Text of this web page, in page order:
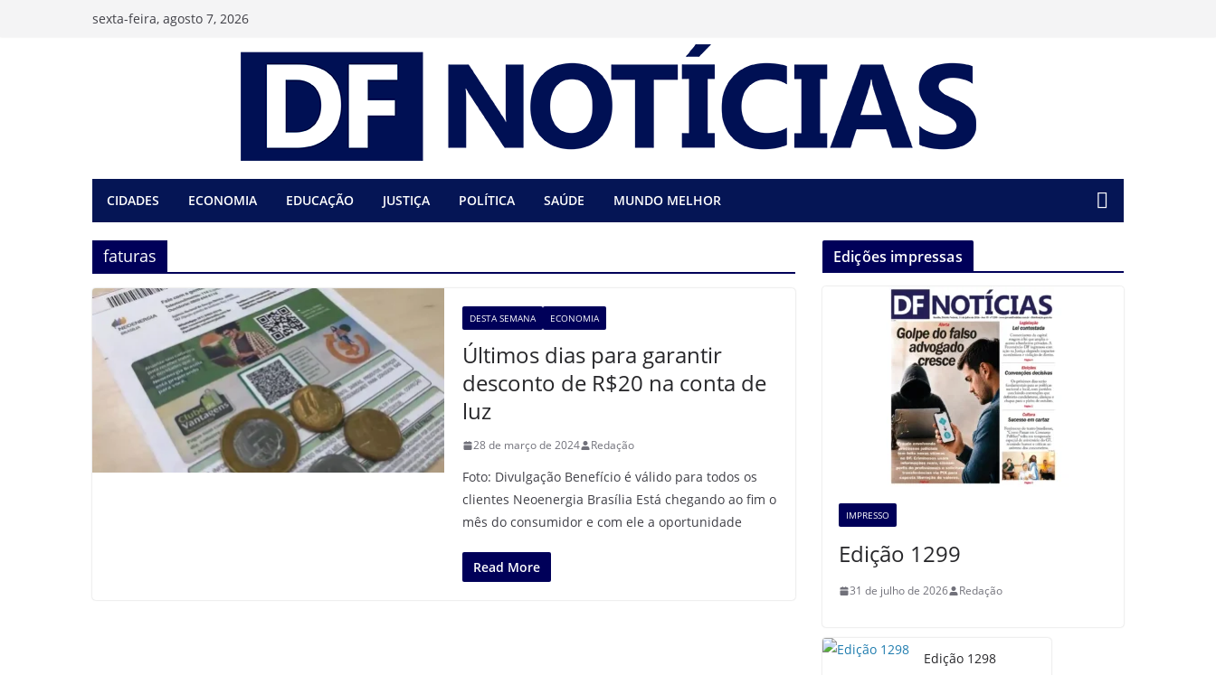
sexta-feira, agosto 7, 2026
CIDADES ECONOMIA EDUCAÇÃO JUSTIÇA POLÍTICA SAÚDE MUNDO MELHOR
faturas
DESTA SEMANA ECONOMIA
Últimos dias para garantir
desconto de R$20 na conta de
luz
28 de março de 2024 Redação
Foto: Divulgação Benefício é válido para todos os
clientes Neoenergia Brasília Está chegando ao fim o
mês do consumidor e com ele a oportunidade
Read More
Edições impressas
IMPRESSO
Edição 1299
31 de julho de 2026 Redação
Edição 1298